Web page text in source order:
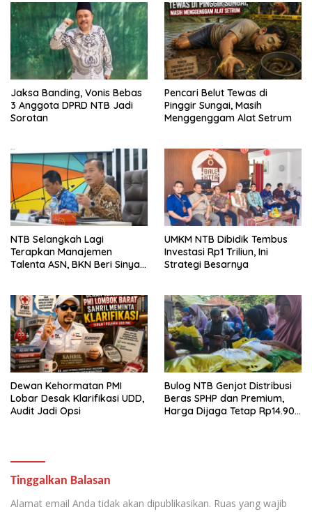
Jaksa Banding, Vonis Bebas
3 Anggota DPRD NTB Jadi
Sorotan
Pencari Belut Tewas di
Pinggir Sungai, Masih
Menggenggam Alat Setrum
NTB Selangkah Lagi
Terapkan Manajemen
Talenta ASN, BKN Beri Sinyal
UMKM NTB Dibidik Tembus
Investasi Rp1 Triliun, Ini
Strategi Besarnya
Dewan Kehormatan PMI
Lobar Desak Klarifikasi UDD,
Audit Jadi Opsi
Bulog NTB Genjot Distribusi
Beras SPHP dan Premium,
Harga Dijaga Tetap Rp14.900
Tinggalkan Balasan
Alamat email Anda tidak akan dipublikasikan. Ruas yang wajib